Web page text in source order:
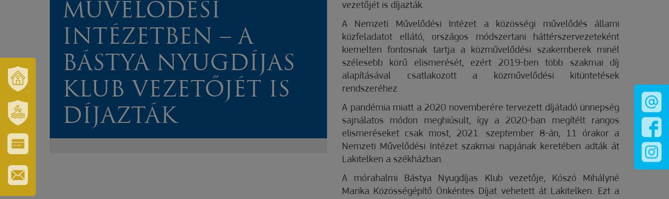
ÉS
TÉRSÉGÜNK
ERZSÉBET
GYÓGYFÜRDŐ
ÉS
TURISZTIKAI
KÁRTYA
MŰVELŐDÉSI
INTÉZETBEN – A
BÁSTYA NYUGDÍJAS
KLUB VEZETŐJÉT IS
DÍJAZTÁK
vezetőjét is díjazták.
A Nemzeti Művelődési Intézet a közösségi művelődés állami
közfeladatot ellátó, országos módszertani háttérszervezeteként
kiemelten fontosnak tartja a közművelődési szakemberek minél
szélesebb körű elismerését, ezért 2019-ben több szakmai díj
alapításával csatlakozott a közművelődési kitüntetések
rendszeréhez.
A pandémia miatt a 2020 novemberére tervezett díjátadó ünnepség
sajnálatos módon meghiúsult, így a 2020-ban megítélt rangos
elismeréseket csak most, 2021. szeptember 8-án, 11 órakor a
Nemzeti Művelődési Intézet szakmai napjának keretében adták át
Lakitelken a székházban.
A mórahalmi Bástya Nyugdíjas Klub vezetője, Kószó Mihályné
Marika Közösségépítő Önkéntes Díjat vehetett át Lakitelken. Ezt a